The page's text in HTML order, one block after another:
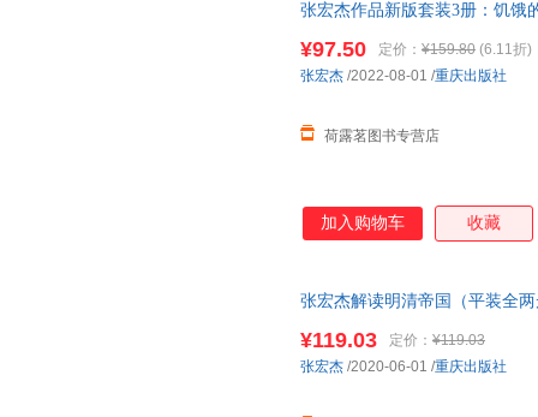
张宏杰作品新版套装3册：饥饿
儿早教
¥97.50 定价： ¥159.80 (6.11折)
荷露茗图书专营店
张宏杰 /2022-08-01 /重庆出版社
加入购物车 收藏
张宏杰解读明清帝国（平装全
¥119.03 定价： ¥119.03
张宏杰 /2020-06-01 /重庆出版社